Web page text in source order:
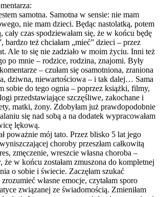
samotna. Samotna w sensie: nie mam
nie mam dzieci. Będąc nastolatką, potem
cały czas spodziewałam się, że w końcu będę
bardzo też chciałam „mieć” dzieci – przez
Ale to się nie zadziało w moim życiu. Inni też
po mnie – rodzice, rodzina, znajomi. Były
– czułam się osamotniona, zraniona
dziwna, niewartościowa – i tak dalej… Sama
sobie do tego ognia – poprzez książki, filmy,
przedstawiające szczęśliwe, zakochane i
matki, żony. Zdobyłam już prawdopodobnie
się nad sobą a na dodatek wypracowałam
lękową.
poważnie mój tato. Przez blisko 5 lat jego
choroby przeszłam całkowitą
zmęczenie, wreszcie własna choroba –
że w końcu zostałam zmuszona do kompletnej
o sobie i świecie. Zaczęłam szukać
własne emocje, czytałam sporo
związanej ze świadomością. Zmieniłam